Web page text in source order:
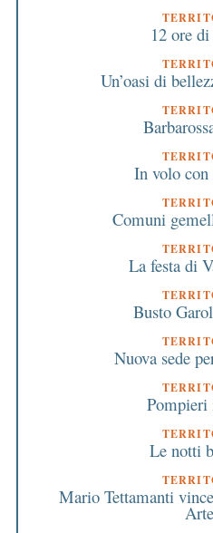
12 ore
Un’oasi di
In volo
Comuni
La festa di
Busto
Nuova sede
Pompieri
Le notti
Mario Tettamanti